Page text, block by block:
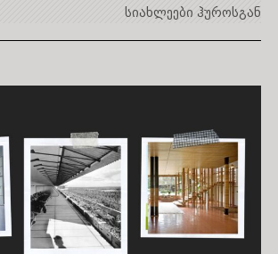
სიახლეები ჰუროსგან